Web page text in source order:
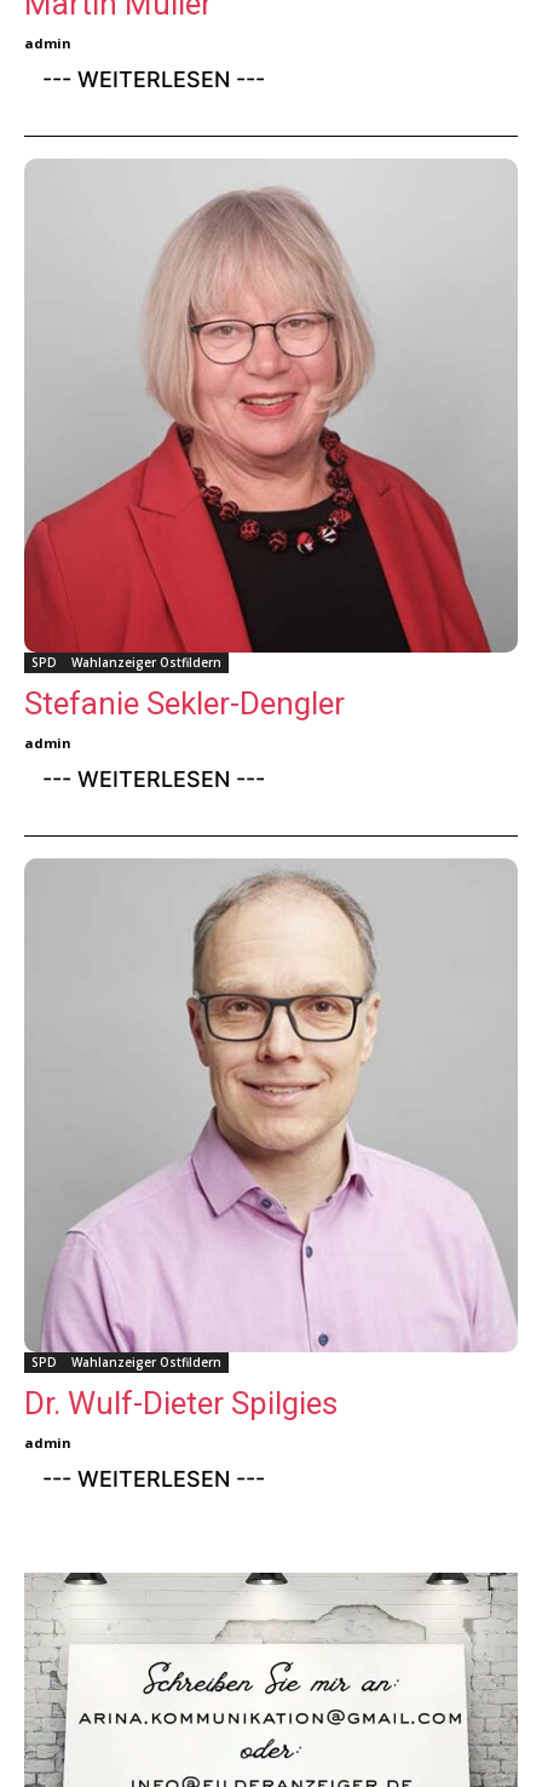
admin
--- WEITERLESEN ---
SPD Wahlanzeiger Ostfildern
Stefanie Sekler-Dengler
admin
--- WEITERLESEN ---
SPD Wahlanzeiger Ostfildern
Dr. Wulf-Dieter Spilgies
admin
--- WEITERLESEN ---